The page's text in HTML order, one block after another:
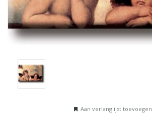
Aan verlanglijst toevoegen